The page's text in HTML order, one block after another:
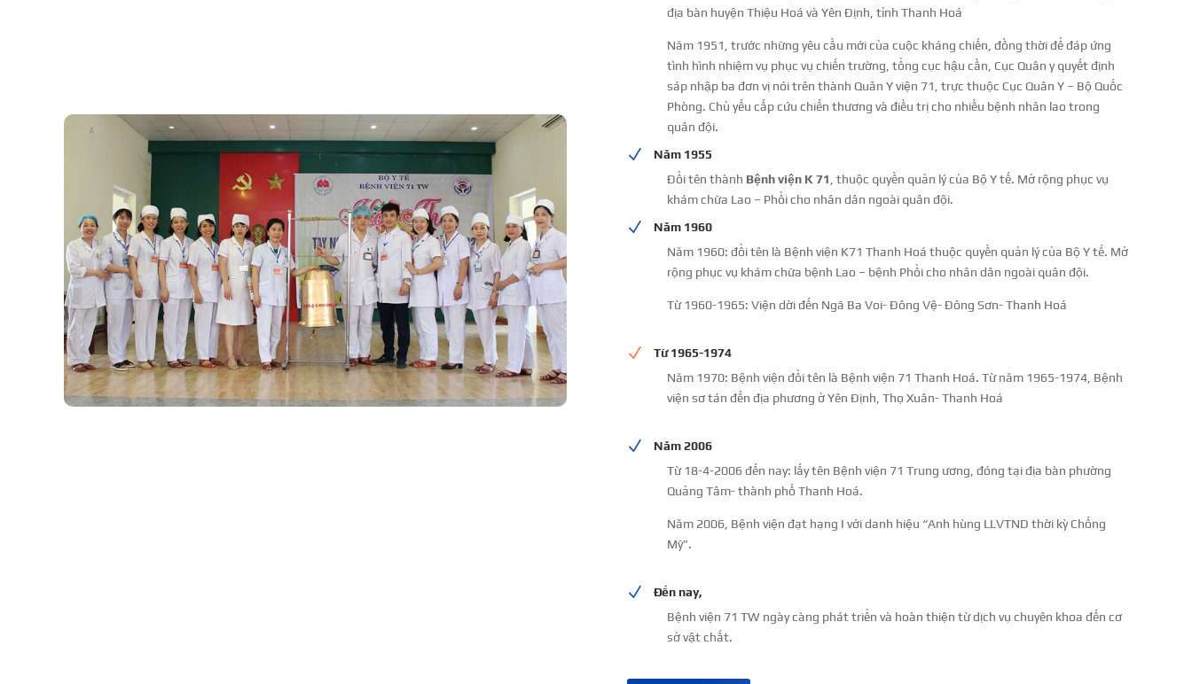
địa bàn huyện Thiệu Hoá và Yên Định, tỉnh Thanh Hoá
Năm 1951, trước những yêu cầu mới của cuộc kháng chiến, đồng thời để đáp ứng
tình hình nhiệm vụ phục vụ chiến trường, tổng cục hậu cần, Cục Quân y quyết định
sáp nhập ba đơn vị nói trên thành Quân Y viện 71, trực thuộc Cục Quân Y – Bộ Quốc
Phòng. Chủ yếu cấp cứu chiến thương và điều trị cho nhiều bệnh nhân lao trong
quân đội.
N
Năm 1955
Đổi tên thành Bệnh viện K 71 , thuộc quyền quản lý của Bộ Y tế. Mở rộng phục vụ
khám chữa Lao – Phổi cho nhân dân ngoài quân đội.
N
Năm 1960
Năm 1960: đổi tên là Bệnh viện K71 Thanh Hoá thuộc quyền quản lý của Bộ Y tế. Mở
rộng phục vụ khám chữa bệnh Lao – bệnh Phổi cho nhân dân ngoài quân đội.
Từ 1960-1965: Viện dời đến Ngã Ba Voi- Đông Vệ- Đông Sơn- Thanh Hoá
N
Từ 1965-1974
Năm 1970: Bệnh viện đổi tên là Bệnh viện 71 Thanh Hoá. Từ năm 1965-1974, Bệnh
viện sơ tán đến địa phương ở Yên Định, Thọ Xuân- Thanh Hoá
N
Năm 2006
Từ 18-4-2006 đến nay: lấy tên Bệnh viện 71 Trung ương, đóng tại địa bàn phường
Quảng Tâm- thành phố Thanh Hoá.
Năm 2006, Bệnh viện đạt hạng I với danh hiệu “Anh hùng LLVTND thời kỳ Chống
Mỹ”.
N
Đến nay,
Bệnh viện 71 TW ngày càng phát triển và hoàn thiện từ dịch vụ chuyên khoa đến cơ
sở vật chất.